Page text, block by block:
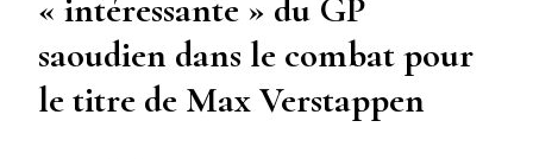
« intéressante » du GP
saoudien dans le combat pour
le titre de Max Verstappen